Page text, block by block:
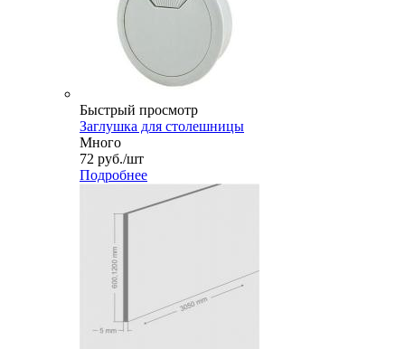
Быстрый просмотр
Заглушка для столешницы
Много
72 руб./шт
Подробнее